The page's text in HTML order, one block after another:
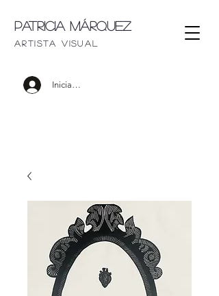
Patricia Márquez
artista visu al
Iniciar sesión